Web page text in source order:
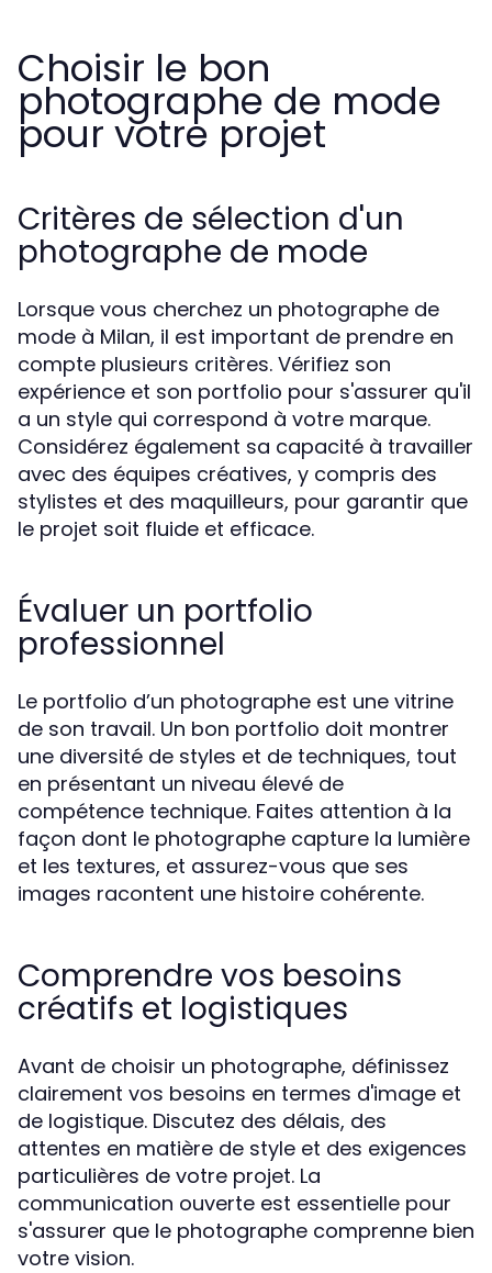
Choisir le bon
photographe de mode
pour votre projet
Critères de sélection d'un
photographe de mode
Lorsque vous cherchez un photographe de
mode à Milan, il est important de prendre en
compte plusieurs critères. Vérifiez son
expérience et son portfolio pour s'assurer qu'il
a un style qui correspond à votre marque.
Considérez également sa capacité à travailler
avec des équipes créatives, y compris des
stylistes et des maquilleurs, pour garantir que
le projet soit fluide et efficace.
Évaluer un portfolio
professionnel
Le portfolio d’un photographe est une vitrine
de son travail. Un bon portfolio doit montrer
une diversité de styles et de techniques, tout
en présentant un niveau élevé de
compétence technique. Faites attention à la
façon dont le photographe capture la lumière
et les textures, et assurez-vous que ses
images racontent une histoire cohérente.
Comprendre vos besoins
créatifs et logistiques
Avant de choisir un photographe, définissez
clairement vos besoins en termes d'image et
de logistique. Discutez des délais, des
attentes en matière de style et des exigences
particulières de votre projet. La
communication ouverte est essentielle pour
s'assurer que le photographe comprenne bien
votre vision.